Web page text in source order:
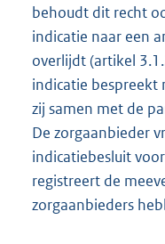
behoudt dit recht
indicatie naar een
overlijdt (artikel
indicatie bespreekt
zij samen met de
De zorgaanbieder
indicatiebesluit
registreert de
zorgaanbieders